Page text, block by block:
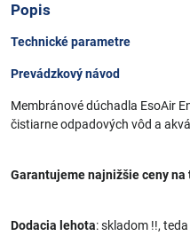
Popis
Technické parametre
Prevádzkový návod
Membránové dúchadla EsoAir
čistiarne odpadových vôd a
Garantujeme najnižšie ceny na
Dodacia lehota: skladom !!,